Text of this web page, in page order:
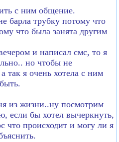
с ним общение.
барла трубку потому что
что была занята другим
и написал смс, то я
но чтобы не
так я очень хотела с ним
из жизни..ну посмотрим
если бы хотел вычеркнуть,
что происходит и могу ли я